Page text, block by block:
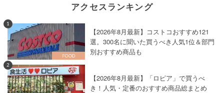
アクセスランキング
1
【2026年8月最新】コストコおすすめ121
選。300名に聞いた買うべき人気1位＆部門
別おすすめ商品も
2
【2026年8月最新】「ロピア」で買うべ
き！人気・定番のおすすめ商品総まとめ